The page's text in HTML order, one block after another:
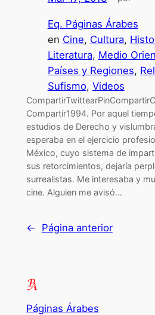
Eq. Páginas Árabes
en Cine, Cultura,
Literatura, Medio
Países y Regiones,
Sufismo, Videos
Compartir1994. Por aquel
estudios de Derecho y
esperaba en el ejercicio
México, cuyo sistema de
sus retorcimientos, dejaría
surrealistas. Me interesaba y
cine. Alguien me avisó…
← Página anterior
Páginas Árabes